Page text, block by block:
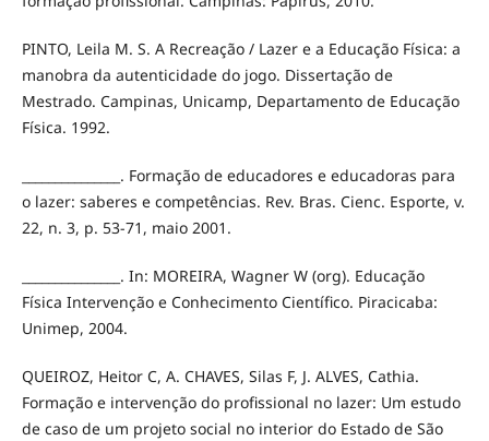
PINTO, Leila M. S. A Recreação / Lazer e a Educação Física: a
manobra da autenticidade do jogo. Dissertação de
Mestrado. Campinas, Unicamp, Departamento de Educação
Física. 1992.
_______________. Formação de educadores e educadoras para
o lazer: saberes e competências. Rev. Bras. Cienc. Esporte, v.
22, n. 3, p. 53-71, maio 2001.
_______________. In: MOREIRA, Wagner W (org). Educação
Física Intervenção e Conhecimento Científico. Piracicaba:
Unimep, 2004.
QUEIROZ, Heitor C, A. CHAVES, Silas F, J. ALVES, Cathia.
Formação e intervenção do profissional no lazer: Um estudo
de caso de um projeto social no interior do Estado de São